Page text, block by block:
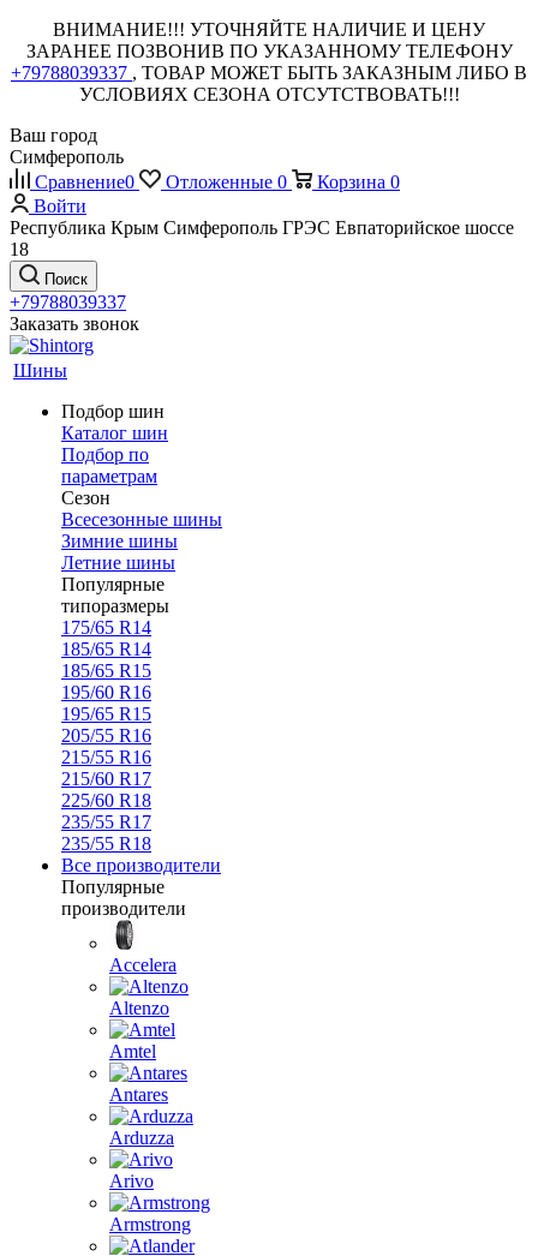
ВНИМАНИЕ!!! УТОЧНЯЙТЕ НАЛИЧИЕ И ЦЕНУ
ЗАРАНЕЕ ПОЗВОНИВ ПО УКАЗАННОМУ ТЕЛЕФОНУ
+79788039337 , ТОВАР МОЖЕТ БЫТЬ ЗАКАЗНЫМ ЛИБО В
УСЛОВИЯХ СЕЗОНА ОТСУТСТВОВАТЬ!!!
Ваш город
Симферополь
Сравнение0 Отложенные 0 Корзина 0
Войти
Республика Крым Симферополь ГРЭС Евпаторийское шоссе
18
Поиск
+79788039337
Заказать звонок
Шины
Подбор шин
Каталог шин
Подбор по
параметрам
Сезон
Всесезонные шины
Зимние шины
Летние шины
Популярные
типоразмеры
175/65 R14
185/65 R14
185/65 R15
195/60 R16
195/65 R15
205/55 R16
215/55 R16
215/60 R17
225/60 R18
235/55 R17
235/55 R18
Все производители
Популярные
производители
Accelera
Altenzo
Amtel
Antares
Arduzza
Arivo
Armstrong